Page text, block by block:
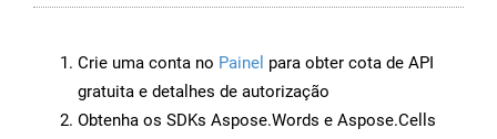
Crie uma conta no Painel para obter cota de API
gratuita e detalhes de autorização
Obtenha os SDKs Aspose.Words e Aspose.Cells